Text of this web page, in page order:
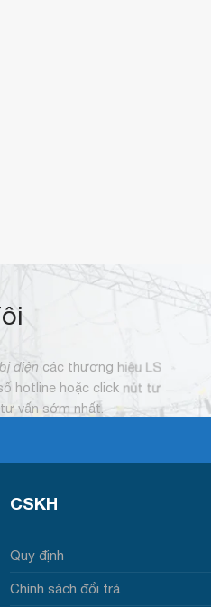
điện các thương hiệu LS
hotline hoặc click nút tư
vấn sớm nhất.
CSKH
Quy định
Chính sách đổi trả